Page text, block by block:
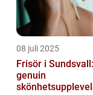
08 juli 2025
Frisör i
genuin